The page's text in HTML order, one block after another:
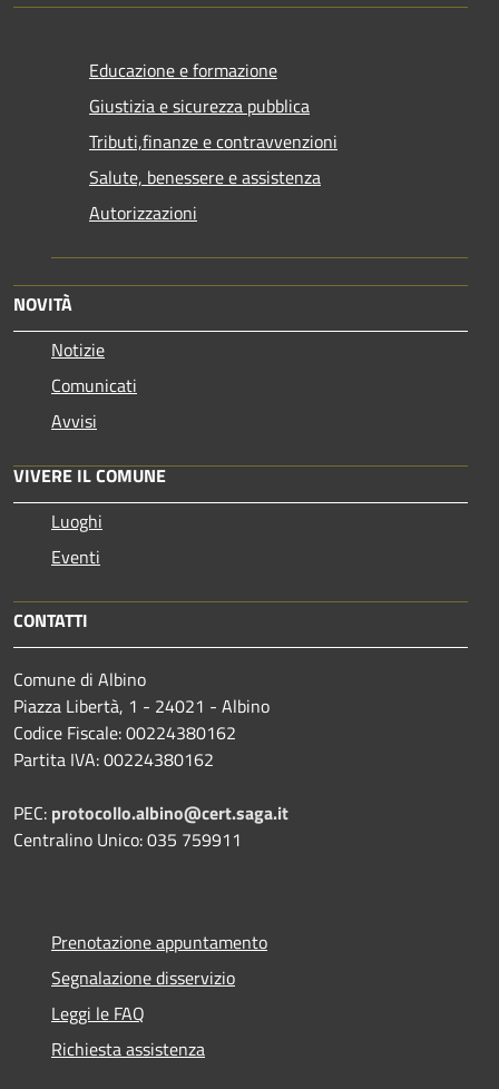
Educazione e formazione
Giustizia e sicurezza pubblica
Tributi,finanze e contravvenzioni
Salute, benessere e assistenza
Autorizzazioni
NOVITÀ
Notizie
Comunicati
Avvisi
VIVERE IL COMUNE
Luoghi
Eventi
CONTATTI
Comune di Albino
Piazza Libertà, 1 - 24021 - Albino
Codice Fiscale: 00224380162
Partita IVA: 00224380162
PEC: protocollo.albino@cert.saga.it
Centralino Unico: 035 759911
Prenotazione appuntamento
Segnalazione disservizio
Leggi le FAQ
Richiesta assistenza